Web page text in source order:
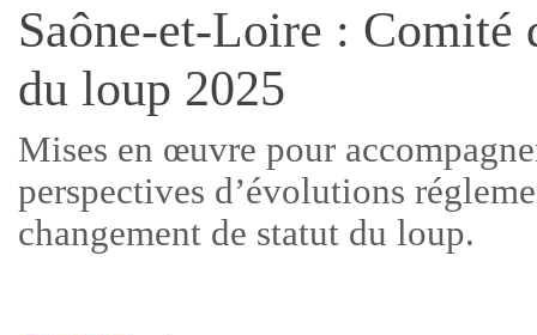
Saône-et-Loire : Comité
du loup 2025
Mises en œuvre pour
perspectives d’évolutions
changement de statut du loup.